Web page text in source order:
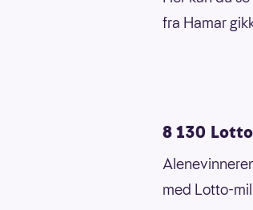
fra Hamar
8 130
med Lotto-